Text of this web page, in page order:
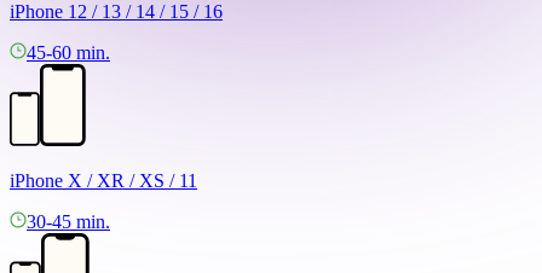
iPhone 12 / 13 / 14 / 15 / 16
45-60 min.
iPhone X / XR / XS / 11
30-45 min.